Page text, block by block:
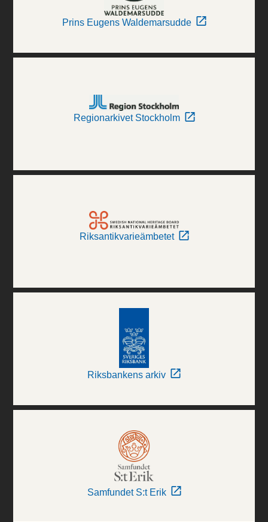
Prins Eugens Waldemarsudde
Regionarkivet Stockholm
Riksantikvarieämbetet
Riksbankens arkiv
Samfundet S:t Erik